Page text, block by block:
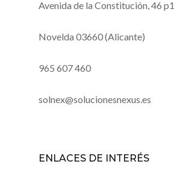
Avenida de la Constitución, 46 p1
Novelda 03660 (Alicante)
965 607 460
solnex@solucionesnexus.es
ENLACES DE INTERÉS